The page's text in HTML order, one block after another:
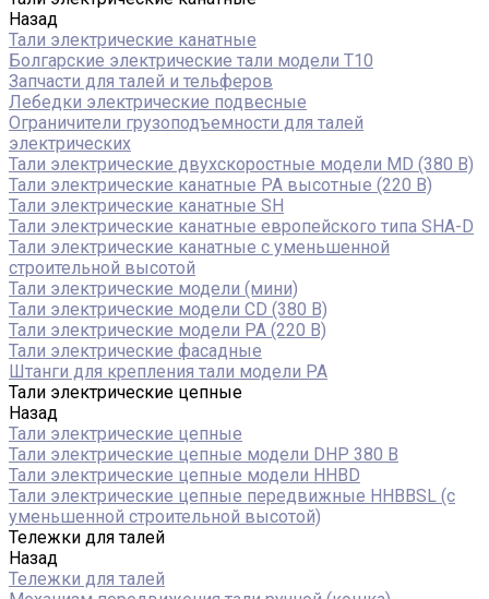
Назад
Тали электрические канатные
Болгарские электрические тали модели T10
Запчасти для талей и тельферов
Лебедки электрические подвесные
Ограничители грузоподъемности для талей
электрических
Тали электрические двухскоростные модели MD (380 В)
Тали электрические канатные PA высотные (220 В)
Тали электрические канатные SH
Тали электрические канатные европейского типа SHA-D
Тали электрические канатные с уменьшенной
строительной высотой
Тали электрические модели (мини)
Тали электрические модели CD (380 В)
Тали электрические модели РА (220 В)
Тали электрические фасадные
Штанги для крепления тали модели РА
Тали электрические цепные
Назад
Тали электрические цепные
Тали электрические цепные модели DHP 380 В
Тали электрические цепные модели HHBD
Тали электрические цепные передвижные HHBBSL (с
уменьшенной строительной высотой)
Тележки для талей
Назад
Тележки для талей